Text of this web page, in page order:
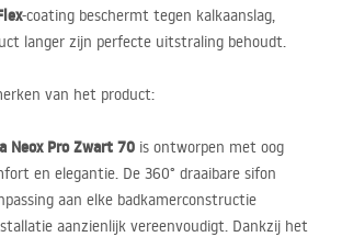
-coating beschermt tegen kalkaanslag,
langer zijn perfecte uitstraling behoudt.
van het product:
Neox Pro Zwart 70 is ontworpen met oog
en elegantie. De 360° draaibare sifon
aan elke badkamerconstructie
aanzienlijk vereenvoudigt. Dankzij het